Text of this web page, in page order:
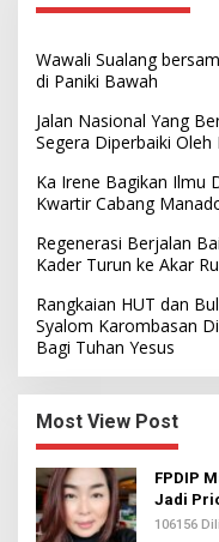
Wawali Sualang
di Paniki Bawah
Jalan Nasional Yang
Segera Diperbaiki Oleh
Ka Irene Bagikan Ilmu
Kwartir Cabang
Regenerasi Berjalan
Kader Turun ke Akar
Rangkaian HUT dan
Syalom Karombasan
Bagi Tuhan Yesus
Most View Post
FPDIP
Jadi
106156